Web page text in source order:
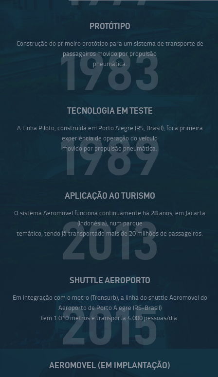
PROTÓTIPO
Construção do primeiro protótipo para um sistema de transporte de
passageiros movido por propulsão
pneumática.
1983
TECNOLOGIA EM TESTE
A Linha Piloto, construída em Porto Alegre (RS, Brasil), foi a primeira
experiência de operação do veículo
movido por propulsão pneumática.
1989
APLICAÇÃO AO TURISMO
O sistema Aeromovel funciona continuamente há 28 anos, em Jacarta
(Indonésia), num parque
temático, tendo já transportado mais de 20 milhões de passageiros.
2013
SHUTTLE AEROPORTO
Em integração com o metro (Trensurb), a linha do shuttle Aeromovel do
Aeroporto de Porto Alegre (RS-Brasil)
tem 1.010 metros e transporta 4.000 pessoas/dia.
2015
AEROMOVEL (EM IMPLANTAÇÃO)